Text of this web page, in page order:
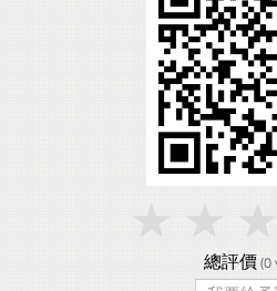
總評價 (0